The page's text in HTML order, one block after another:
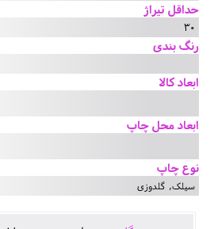
حداقل تیراژ
30
رنگ بندی
ابعاد کالا
ابعاد محل چاپ
نوع چاپ
سیلک, گلدوزی